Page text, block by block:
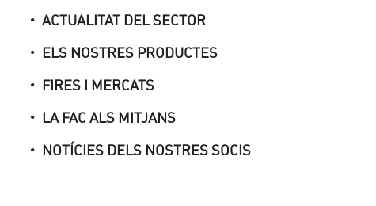
ACTUALITAT DEL SECTOR
ELS NOSTRES PRODUCTES
FIRES I MERCATS
LA FAC ALS MITJANS
NOTÍCIES DELS NOSTRES SOCIS